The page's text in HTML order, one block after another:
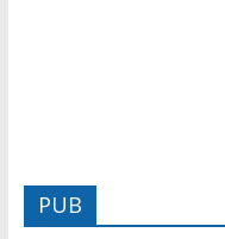
PUB